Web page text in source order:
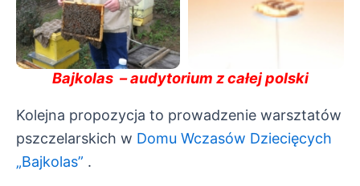
Bajkolas – audytorium z całej polski
Kolejna propozycja to prowadzenie warsztatów
pszczelarskich w Domu Wczasów Dziecięcych
„Bajkolas” .